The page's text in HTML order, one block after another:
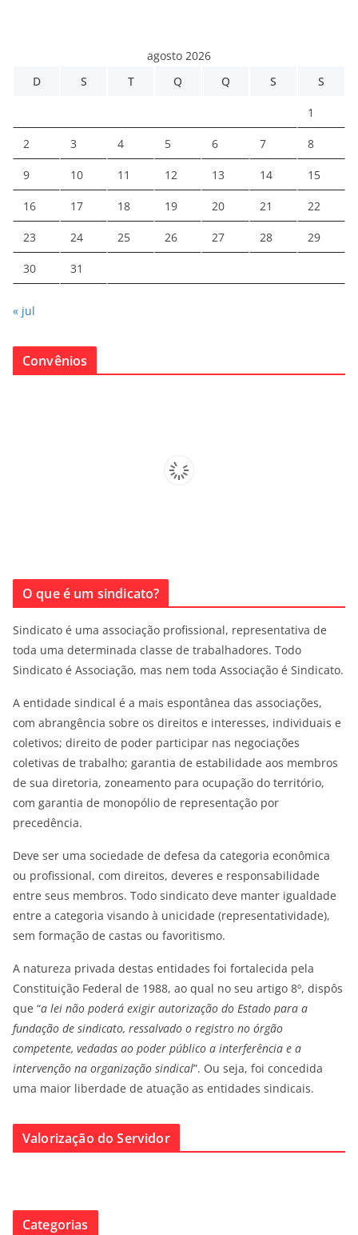
agosto 2026
D
S T Q Q S S
1
2 3 4 5 6 7 8
9 10 11 12 13 14 15
16 17 18 19 20 21 22
23 24 25 26 27 28 29
30 31
« jul
Convênios
O que é um sindicato?
Sindicato é uma associação profissional, representativa de
toda uma determinada classe de trabalhadores. Todo
Sindicato é Associação, mas nem toda Associação é Sindicato.
A entidade sindical é a mais espontânea das associações,
com abrangência sobre os direitos e interesses, individuais e
coletivos; direito de poder participar nas negociações
coletivas de trabalho; garantia de estabilidade aos membros
de sua diretoria, zoneamento para ocupação do território,
com garantia de monopólio de representação por
precedência.
Deve ser uma sociedade de defesa da categoria econômica
ou profissional, com direitos, deveres e responsabilidade
entre seus membros. Todo sindicato deve manter igualdade
entre a categoria visando à unicidade (representatividade),
sem formação de castas ou favoritismo.
A natureza privada destas entidades foi fortalecida pela
Constituição Federal de 1988, ao qual no seu artigo 8º, dispôs
que “a lei não poderá exigir autorização do Estado para a
fundação de sindicato, ressalvado o registro no órgão
competente, vedadas ao poder público a interferência e a
intervenção na organização sindical”. Ou seja, foi concedida
uma maior liberdade de atuação as entidades sindicais.
Valorização do Servidor
Categorias